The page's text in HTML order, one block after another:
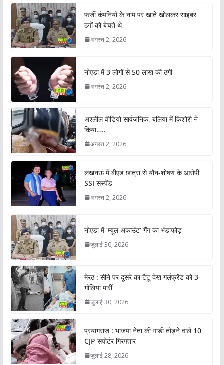
फर्जी कंपनियों के नाम पर खाते खोलकर साइबर
ठगों को बेचते थे
अगस्त 2, 2026
नोएडा में 3 लोगों से 50 लाख की ठगी
अगस्त 2, 2026
अश्लील वीडियो सार्वजनिक, बलिया में किशोरी ने
किया…..
अगस्त 2, 2026
लखनऊ में बीएड छात्रा से यौन-शोषण के आरोपी
SSI सस्पेंड
अगस्त 2, 2026
नोएडा में ‘म्यूल अकाउंट’ गैंग का भंडाफोड़
जुलाई 30, 2026
मेरठ : सीने पर दूसरे का टैटू देख गर्लफ्रेंड को 3-
गोलियां मारीं
जुलाई 30, 2026
प्रयागराज : भाजपा नेता की गाड़ी तोड़ने वाले 10
CJP सपोर्टर गिरफ्तार
जुलाई 28, 2026